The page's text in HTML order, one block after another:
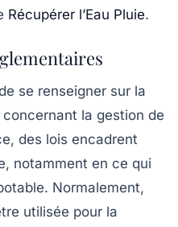
Récupérer l’Eau Pluie.
se renseigner sur la
la gestion de
des lois encadrent
notamment en ce qui
Normalement,
utilisée pour la